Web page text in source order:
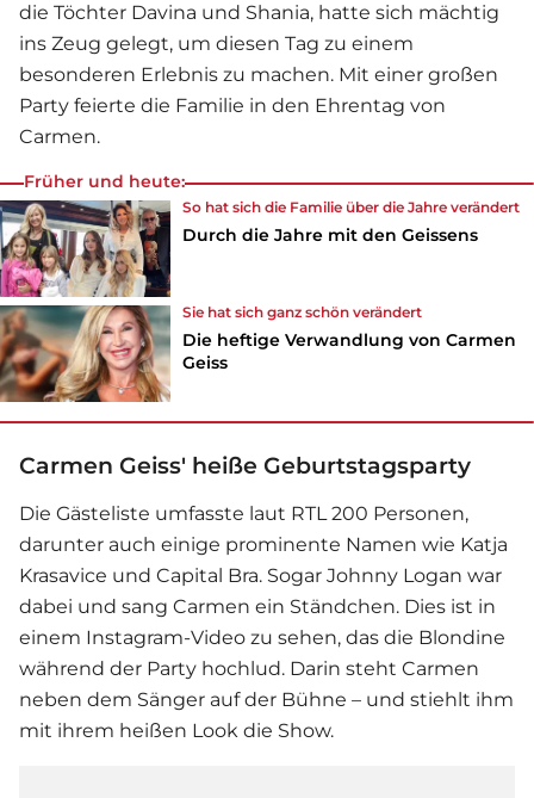
die Töchter Davina und Shania, hatte sich mächtig
ins Zeug gelegt, um diesen Tag zu einem
besonderen Erlebnis zu machen. Mit einer großen
Party feierte die Familie in den Ehrentag von
Carmen.
Früher und heute:
So hat sich die Familie über die Jahre verändert
Durch die Jahre mit den Geissens
Sie hat sich ganz schön verändert
Die heftige Verwandlung von Carmen
Geiss
Carmen Geiss' heiße Geburtstagsparty
Die Gästeliste umfasste laut RTL 200 Personen,
darunter auch einige prominente Namen wie Katja
Krasavice und Capital Bra. Sogar Johnny Logan war
dabei und sang Carmen ein Ständchen. Dies ist in
einem Instagram-Video zu sehen, das die Blondine
während der Party hochlud. Darin steht Carmen
neben dem Sänger auf der Bühne – und stiehlt ihm
mit ihrem heißen Look die Show.